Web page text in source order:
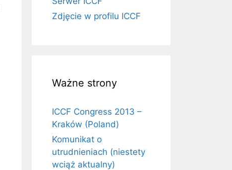
Zdjęcie w profilu ICCF
Ważne strony
ICCF Congress 2013 –
Kraków (Poland)
Komunikat o
utrudnieniach (niestety
wciąż aktualny)